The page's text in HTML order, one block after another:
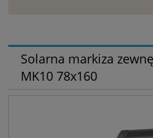
Solarna markiza
MK10 78x160